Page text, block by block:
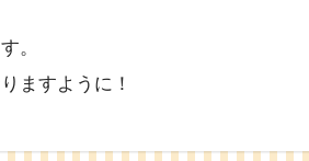
。
ますように！